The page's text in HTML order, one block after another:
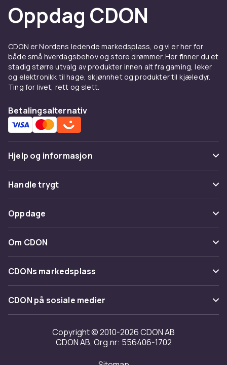
Oppdag CDON
CDON er Nordens ledende markedsplass, og vi er her for
både små hverdagsbehov og store drømmer. Her finner du et
stadig større utvalg av produkter innen alt fra gaming, leker
og elektronikk til hage, skjønnhet og produkter til kjæledyr.
Ting for livet, rett og slett.
Betalingsalternativ
Hjelp og informasjon
Vanlige spørsmål
Spor pakke
Angre & returner her
Kontakt oss
Handle trygt
Betaling
Levering
Tilbakekallinger
Oppdage
Kategorier
Varemerker
Om CDON
Om oss
Kundeanmeldelser
Jobbe på CDON
Investor relations
Tilgjengelighet
CDONs markedsplass
Merchant Help Center
CDON på sosiale medier
Copyright © 2010-2026 CDON AB
CDON AB, Org.nr: 556406-1702